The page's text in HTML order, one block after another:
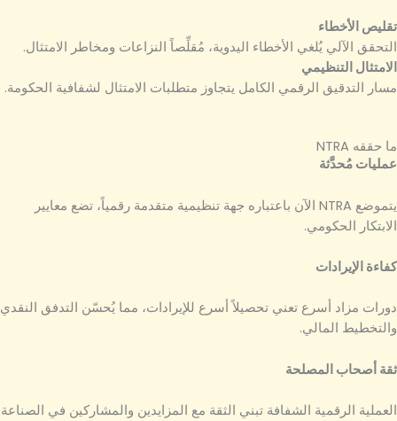
تقليص الأخطاء
التحقق الآلي يُلغي الأخطاء اليدوية، مُقلِّصاً النزاعات ومخاطر الامتثال.
الامتثال التنظيمي
مسار التدقيق الرقمي الكامل يتجاوز متطلبات الامتثال لشفافية الحكومة.
ما حققه NTRA
عمليات مُحدَّثة
يتموضع NTRA الآن باعتباره جهة تنظيمية متقدمة رقمياً، تضع معايير
الابتكار الحكومي.
كفاءة الإيرادات
دورات مزاد أسرع تعني تحصيلاً أسرع للإيرادات، مما يُحسّن التدفق النقدي
والتخطيط المالي.
ثقة أصحاب المصلحة
العملية الرقمية الشفافة تبني الثقة مع المزايدين والمشاركين في الصناعة